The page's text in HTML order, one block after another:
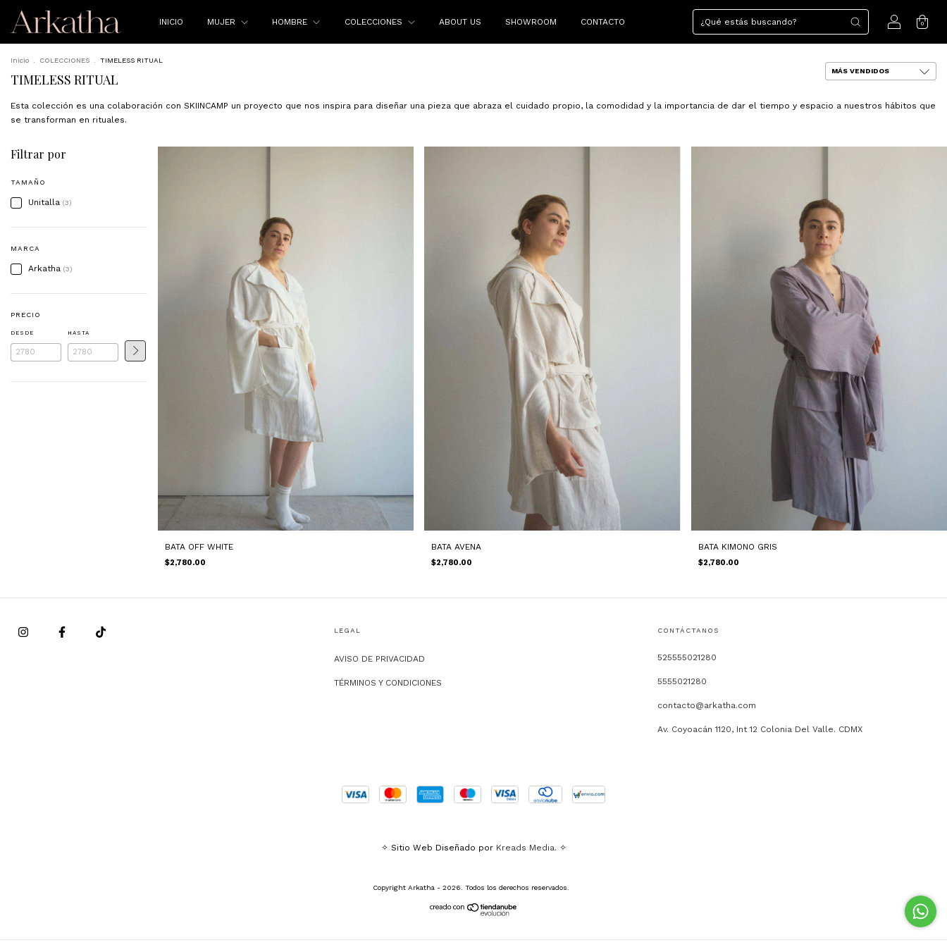
INICIO MUJER HOMBRE COLECCIONES ABOUT US SHOWROOM CONTACTO 0
Inicio COLECCIONES TIMELESS RITUAL
TIMELESS RITUAL
Esta colección es una colaboración con SKIINCAMP un proyecto que nos inspira para diseñar una pieza que abraza el cuidado propio, la comodidad y la importancia de dar el tiempo y espacio a nuestros hábitos que
se transforman en rituales.
Filtrar por
TAMAÑO
Unitalla (3)
MARCA
Arkatha (3)
PRECIO
DESDE HASTA
BATA OFF WHITE
$2,780.00
BATA AVENA
$2,780.00
BATA KIMONO GRIS
$2,780.00
LEGAL
AVISO DE PRIVACIDAD
TÉRMINOS Y CONDICIONES
CONTÁCTANOS
525555021280
5555021280
contacto@arkatha.com
Av. Coyoacán 1120, Int 12 Colonia Del Valle. CDMX
✧ Sitio Web Diseñado por Kreads Media. ✧
Copyright Arkatha - 2026. Todos los derechos reservados.